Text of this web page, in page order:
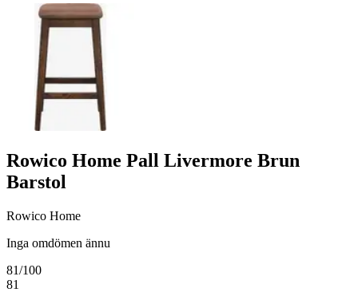
Rowico Home Pall Livermore Brun
Barstol
Rowico Home
Inga omdömen ännu
81/100
81